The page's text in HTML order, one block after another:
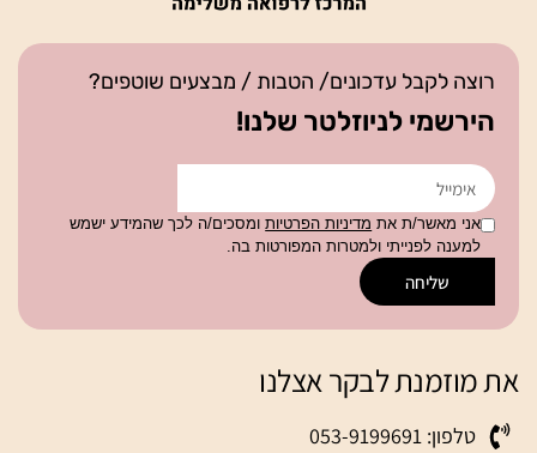
רוצה לקבל עדכונים/ הטבות / מבצעים שוטפים?
הירשמי לניוזלטר שלנו!
אני מאשר/ת את מדיניות הפרטיותומסכים/ה לכך שהמידע ישמש
למענה לפנייתי ולמטרות המפורטות בה.
שליחה
את מוזמנת לבקר אצלנו
טלפון: 053-9199691